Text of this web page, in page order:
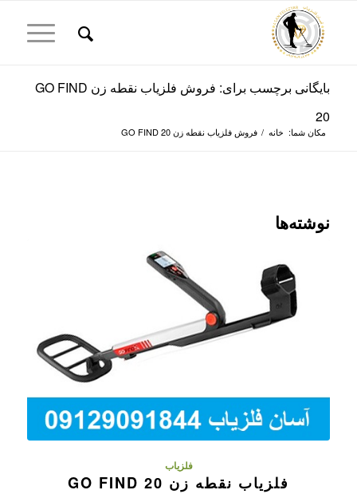
بایگانی برچسب برای: فروش فلزیاب نقطه زن GO FIND
20
مکان شما: خانه / فروش فلزیاب نقطه زن GO FIND 20
نوشته‌ها
فلزیاب
فلزیاب نقطه زن GO FIND 20